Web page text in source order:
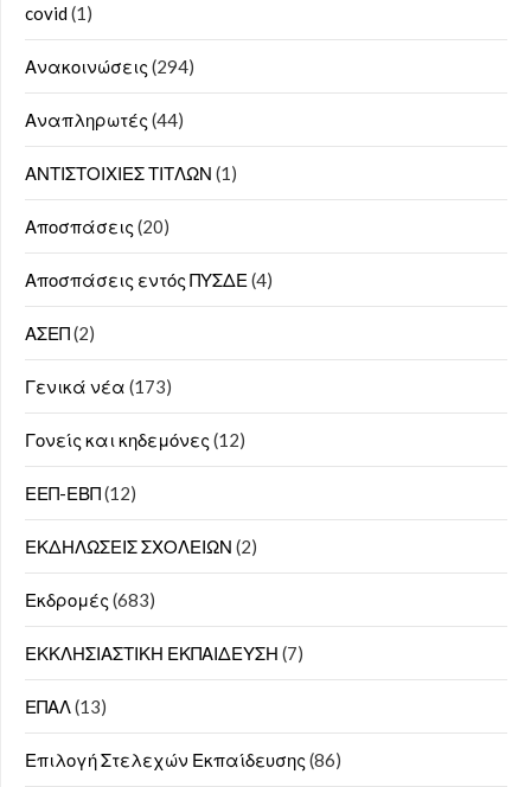
covid(1)
Ανακοινώσεις (294)
Αναπληρωτές (44)
ΑΝΤΙΣΤΟΙΧΙΕΣ ΤΙΤΛΩΝ (1)
Αποσπάσεις (20)
Αποσπάσεις εντός ΠΥΣΔΕ (4)
ΑΣΕΠ(2)
Γενικά νέα (173)
Γονείς και κηδεμόνες (12)
ΕΕΠ-ΕΒΠ(12)
ΕΚΔΗΛΩΣΕΙΣ ΣΧΟΛΕΙΩΝ (2)
Εκδρομές (683)
ΕΚΚΛΗΣΙΑΣΤΙΚΗ ΕΚΠΑΙΔΕΥΣΗ (7)
ΕΠΑΛ(13)
Επιλογή Στελεχών Εκπαίδευσης (86)